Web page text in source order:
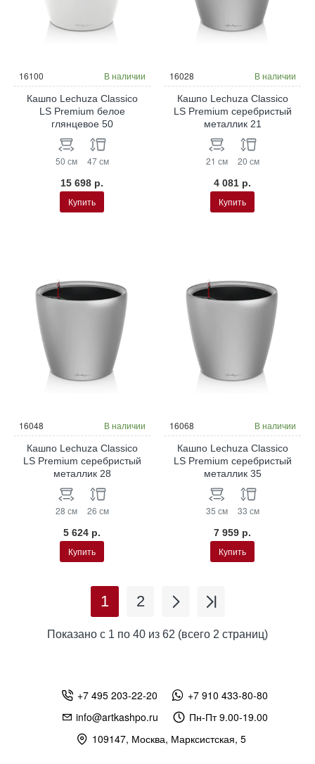
16100 В наличии
Кашпо Lechuza Classico
LS Premium белое
глянцевое 50
50 см 47 см
15 698 р.
Купить
16028 В наличии
Кашпо Lechuza Classico
LS Premium серебристый
металлик 21
21 см 20 см
4 081 р.
Купить
16048 В наличии
Кашпо Lechuza Classico
LS Premium серебристый
металлик 28
28 см 26 см
5 624 р.
Купить
16068 В наличии
Кашпо Lechuza Classico
LS Premium серебристый
металлик 35
35 см 33 см
7 959 р.
Купить
1 2
Показано с 1 по 40 из 62 (всего 2 страниц)
+7 495 203-22-20
+7 910 433-80-80
info@artkashpo.ru
Пн-Пт 9.00-19.00
109147, Москва, Марксистская, 5